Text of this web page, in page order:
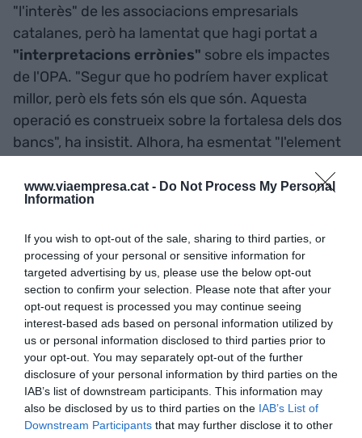
www.viaempresa.cat - Do Not Process My Personal
Information
If you wish to opt-out of the sale, sharing to third parties, or
processing of your personal or sensitive information for
targeted advertising by us, please use the below opt-out
section to confirm your selection. Please note that after your
opt-out request is processed you may continue seeing
interest-based ads based on personal information utilized by
us or personal information disclosed to third parties prior to
your opt-out. You may separately opt-out of the further
disclosure of your personal information by third parties on the
IAB’s list of downstream participants. This information may
also be disclosed by us to third parties on the IAB’s List of
Downstream Participants that may further disclose it to other
"l'interès" de les associacions empresarials
catalanes, però ha lamentat que hagi portat a
"interpretacions errònies" sobre els impactes
de l'OPA. "Segur que ho podríem haver explicat
millor, però els fets són els que són. Aquesta
operació es construeix sobre la fortalesa dels dos
bancs", ha insistit. Alhora, ha esmentat "l'element
com un factor de pes que ha condicionat la
reacció de la societat.
Torres ha concedit que hi
haurà reducció de plantilla,
però amb una intensitat
molt menor a les previsions
dels sindicats
Pel que fa als treballadors, Torres ha criticat que